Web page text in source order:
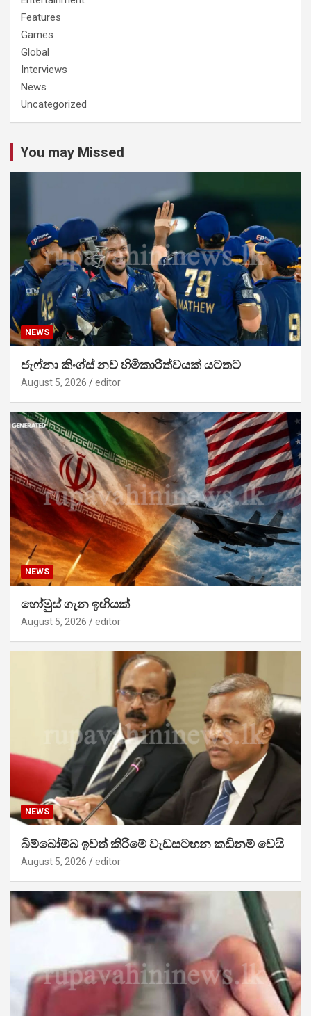
Features
Games
Global
Interviews
News
Uncategorized
You may Missed
NEWS
ජැෆ්නා කිංග්ස් නව හිමිකාරීත්වයක් යටතට
August 5, 2026 editor
NEWS
හෝමුස් ගැන ඉඟියක්
August 5, 2026 editor
NEWS
බිම්බෝම්බ ඉවත් කිරීමේ වැඩසටහන කඩිනම් වෙයි
August 5, 2026 editor